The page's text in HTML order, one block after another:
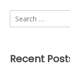
Search
for:
Recent